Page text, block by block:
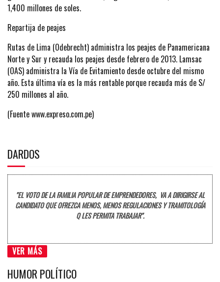
1,400 millones de soles.
Repartija de peajes
Rutas de Lima (Odebrecht) administra los peajes de Panamericana
Norte y Sur y recauda los peajes desde febrero de 2013. Lamsac
(OAS) administra la Vía de Evitamiento desde octubre del mismo
año. Esta última vía es la más rentable porque recauda más de S/
250 millones al año.
(Fuente www.expreso.com.pe)
DARDOS
"EL VOTO DE LA FAMILIA POPULAR DE EMPRENDEDORES, VA A DIRIGIRSE AL
CANDIDATO QUE OFREZCA MENOS, MENOS REGULACIONES Y TRAMITOLOGÍA
Q LES PERMITA TRABAJAR".
VER MÁS
HUMOR POLÍTICO